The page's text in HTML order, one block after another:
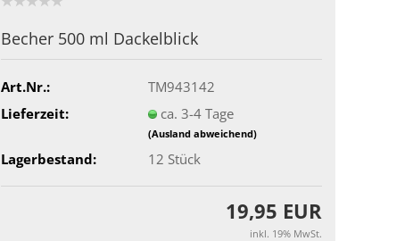
Becher 500 ml Dackelblick
Art.Nr.:
TM943142
Lieferzeit:
ca. 3-4 Tage
(Ausland abweichend)
Lagerbestand: 12 Stück
19,95 EUR
inkl. 19% MwSt.